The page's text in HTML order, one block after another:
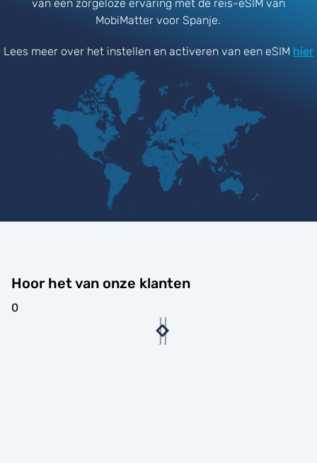
van een zorgeloze ervaring met de reis-eSIM van
MobiMatter voor Spanje.
Lees meer over het instellen en activeren van een eSIM hier
Hoor het van onze klanten
0